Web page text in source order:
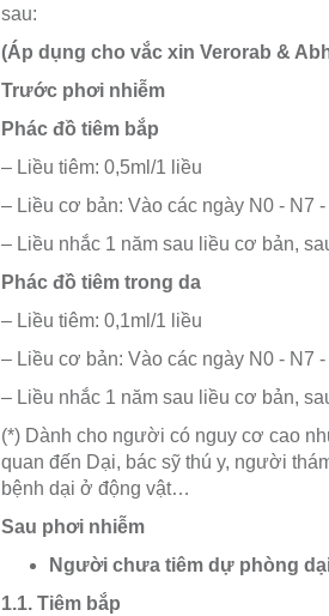
sau:
(Áp dụng cho vắc xin Verorab &
Trước phơi nhiễm
Phác đồ tiêm bắp
– Liều tiêm: 0,5ml/1 liều
– Liều cơ bản: Vào các ngày N0 - N7
– Liều nhắc 1 năm sau liều cơ bản,
Phác đồ tiêm trong da
– Liều tiêm: 0,1ml/1 liều
– Liều cơ bản: Vào các ngày N0 - N7
– Liều nhắc 1 năm sau liều cơ bản,
(*) Dành cho người có nguy cơ cao
quan đến Dại, bác sỹ thú y, người
bệnh dại ở động vật…
Sau phơi nhiễm
Người chưa tiêm dự phòng
1.1. Tiêm bắp